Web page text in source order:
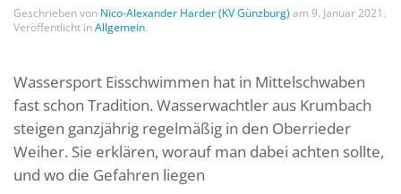
Geschrieben von Nico-Alexander Harder (KV Günzburg) am 9. Januar 2021 .
Veröffentlicht inAllgemein.
Wassersport Eisschwimmen hat in Mittelschwaben
fast schon Tradition. Wasserwachtler aus Krumbach
steigen ganzjährig regelmäßig in den Oberrieder
Weiher. Sie erklären, worauf man dabei achten sollte,
und wo die Gefahren liegen